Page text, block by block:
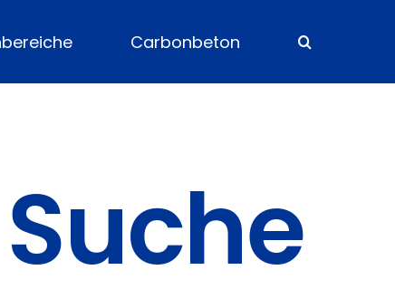
Carbonbeton